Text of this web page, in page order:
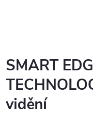
SMART
vidění